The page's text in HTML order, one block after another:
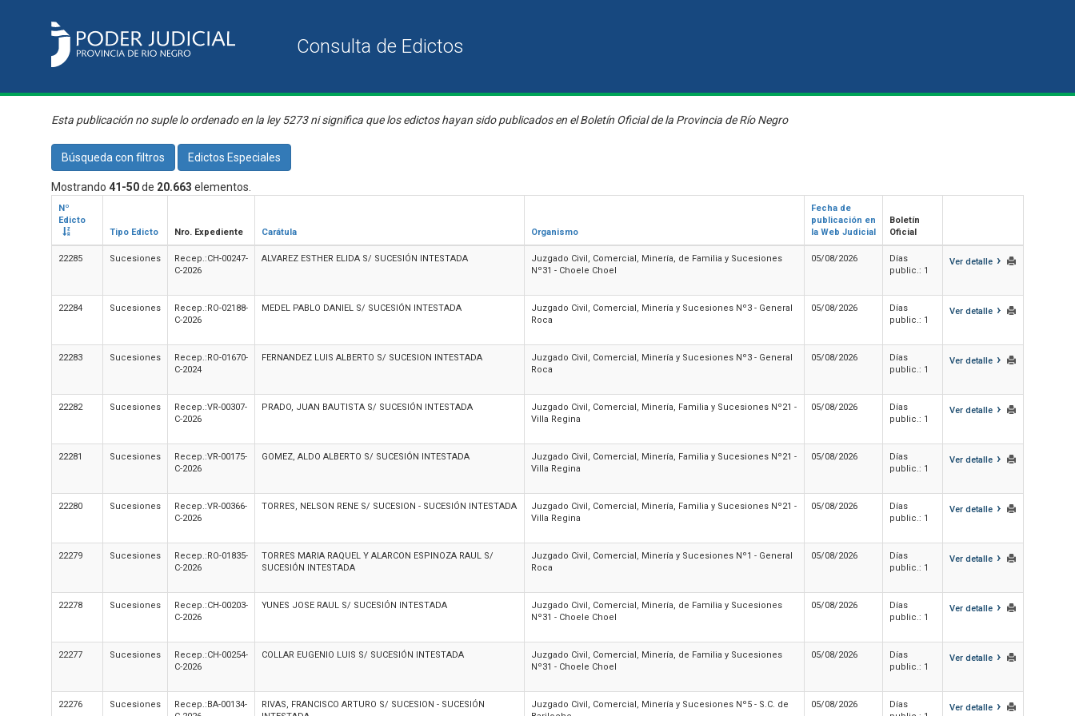
Esta publicación no suple lo ordenado en la ley 5273 ni significa que los edictos hayan sido publicados en el Boletín Oficial de la Provincia de Río Negro
Búsqueda con filtros Edictos Especiales
Mostrando 41-50de 20.663 elementos.
Nº
Edicto
Tipo Edicto
Nro. Expediente Carátula Organismo
Fecha de
publicación en
la Web Judicial
Boletín
Oficial
22285 Sucesiones
Recep.:CH-00247-
C-2026
ALVAREZ ESTHER ELIDA S/ SUCESIÓN INTESTADA
Juzgado Civil, Comercial, Minería, de Familia y Sucesiones
Nº31 - Choele Choel
05/08/2026
Días
public.: 1
Ver detalle ›
22284 Sucesiones
Recep.:RO-02188-
C-2026
MEDEL PABLO DANIEL S/ SUCESIÓN INTESTADA
Juzgado Civil, Comercial, Minería y Sucesiones Nº3 - General
Roca
05/08/2026
Días
public.: 1
Ver detalle ›
22283 Sucesiones
Recep.:RO-01670-
C-2024
FERNANDEZ LUIS ALBERTO S/ SUCESION INTESTADA
Juzgado Civil, Comercial, Minería y Sucesiones Nº3 - General
Roca
05/08/2026
Días
public.: 1
Ver detalle ›
22282 Sucesiones
Recep.:VR-00307-
C-2026
PRADO, JUAN BAUTISTA S/ SUCESIÓN INTESTADA
Juzgado Civil, Comercial, Minería, Familia y Sucesiones Nº21 -
Villa Regina
05/08/2026
Días
public.: 1
Ver detalle ›
22281 Sucesiones
Recep.:VR-00175-
C-2026
GOMEZ, ALDO ALBERTO S/ SUCESIÓN INTESTADA
Juzgado Civil, Comercial, Minería, Familia y Sucesiones Nº21 -
Villa Regina
05/08/2026
Días
public.: 1
Ver detalle ›
22280 Sucesiones
Recep.:VR-00366-
C-2026
TORRES, NELSON RENE S/ SUCESION - SUCESIÓN INTESTADA
Juzgado Civil, Comercial, Minería, Familia y Sucesiones Nº21 -
Villa Regina
05/08/2026
Días
public.: 1
Ver detalle ›
22279 Sucesiones
Recep.:RO-01835-
C-2026
TORRES MARIA RAQUEL Y ALARCON ESPINOZA RAUL S/
SUCESIÓN INTESTADA
Juzgado Civil, Comercial, Minería y Sucesiones Nº1 - General
Roca
05/08/2026
Días
public.: 1
Ver detalle ›
22278 Sucesiones
Recep.:CH-00203-
C-2026
YUNES JOSE RAUL S/ SUCESIÓN INTESTADA
Juzgado Civil, Comercial, Minería, de Familia y Sucesiones
Nº31 - Choele Choel
05/08/2026
Días
public.: 1
Ver detalle ›
22277 Sucesiones
Recep.:CH-00254-
C-2026
COLLAR EUGENIO LUIS S/ SUCESIÓN INTESTADA
Juzgado Civil, Comercial, Minería, de Familia y Sucesiones
Nº31 - Choele Choel
05/08/2026
Días
public.: 1
Ver detalle ›
22276 Sucesiones
Recep.:BA-00134-
RIVAS, FRANCISCO ARTURO S/ SUCESION - SUCESIÓN
Juzgado Civil, Comercial, Minería y Sucesiones Nº5 - S.C. de
05/08/2026
Días
Ver detalle ›